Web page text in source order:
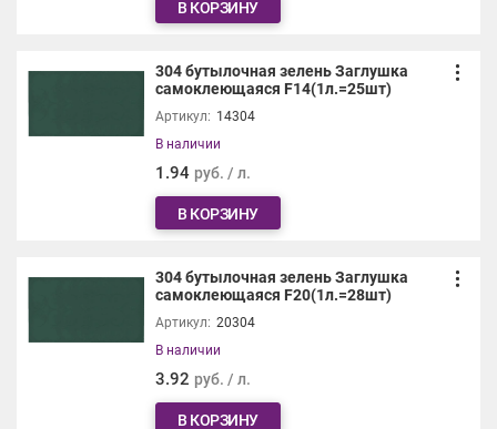
В КОРЗИНУ
304 бутылочная зелень Заглушка
самоклеющаяся F14(1л.=25шт)
Артикул: 14304
В наличии
1.94 руб. / л.
В КОРЗИНУ
304 бутылочная зелень Заглушка
самоклеющаяся F20(1л.=28шт)
Артикул: 20304
В наличии
3.92 руб. / л.
В КОРЗИНУ